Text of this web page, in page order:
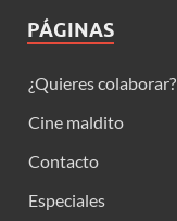
PÁGINAS
¿Quieres colaborar?
Cine maldito
Contacto
Especiales